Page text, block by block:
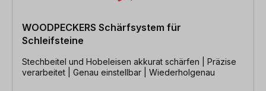
WOODPECKERS Schärfsystem für
Schleifsteine
Stechbeitel und Hobeleisen akkurat schärfen | Präzise
verarbeitet | Genau einstellbar | Wiederholgenau